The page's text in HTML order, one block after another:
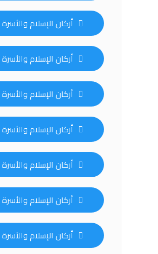
أركان الإسلام والأسرة (5) الحجّ والأسرة أفي الحجّ ” فَاضْرِبُوهُنَّ ضَرْبًا غَيْرَ مُبَرِّحٍ ” الجزء
أركان الإسلام والأسرة (5) الحجّ والأسرة (ج) توجيهات زوجية في موسم
أركان الإسلام والأسرة (5) الحج والأسرة حقوق الزوجة في موسم
أركان الإسلام والأسرة (5) الحجّ والأسرة(ب) رسالة من يوم عرفة
أركان الإسلام والأسرة (5) الحجّ
أركان الإسلام والأسرة (4) الصيام
أركان الإسلام والأسرة (3) الزكاة والأسرة